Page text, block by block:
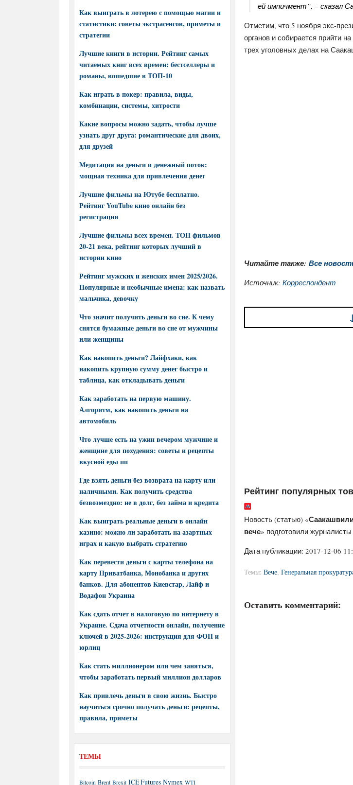
ей импичмент”, – сказал
Отметим, что 5 ноября экс-
органов и собирается прийти
трех уголовных делах на
Читайте также: Все
Источник: Корреспондент
Рейтинг популярных
Новость (статью) «
вече» подготовили
Дата публикации: 2017-12-06
Темы: Вече, Генеральная
Оставить комментарий:
Как выиграть в лотерею с помощью магии и
статистики: советы экстрасенсов, приметы и
стратегии
Лучшие книги в истории. Рейтинг самых
читаемых книг всех времен: бестселлеры и
романы, вошедшие в ТОП-10
Как играть в покер: правила, виды,
комбинации, системы, хитрости
Какие вопросы можно задать, чтобы лучше
узнать друг друга: романтические для двоих,
для друзей
Медитация на деньги и денежный поток:
мощная техника для привлечения денег
Лучшие фильмы на Ютубе бесплатно.
Рейтинг YouTube кино онлайн без
регистрации
Лучшие фильмы всех времен. ТОП фильмов
20-21 века, рейтинг которых лучший в
истории кино
Рейтинг мужских и женских имен 2025/2026.
Популярные и необычные имена: как назвать
мальчика, девочку
Что значит получить деньги во сне. К чему
снятся бумажные деньги во сне от мужчины
или женщины
Как накопить деньги? Лайфхаки, как
накопить крупную сумму денег быстро и
таблица, как откладывать деньги
Как заработать на первую машину.
Алгоритм, как накопить деньги на
автомобиль
Что лучше есть на ужин вечером мужчине и
женщине для похудения: советы и рецепты
вкусной еды пп
Где взять деньги без возврата на карту или
наличными. Как получить средства
безвозмездно: не в долг, без займа и кредита
Как выиграть реальные деньги в онлайн
казино: можно ли заработать на азартных
играх и какую выбрать стратегию
Как перевести деньги с карты телефона на
карту Приватбанка, Монобанка и других
банков. Для абонентов Киевстар, Лайф и
Водафон Украина
Как сдать отчет в налоговую по интернету в
Украине. Сдача отчетности онлайн, получение
ключей в 2025-2026: инструкция для ФОП и
юрлиц
Как стать миллионером или чем заняться,
чтобы заработать первый миллион долларов
Как привлечь деньги в свою жизнь. Быстро
научиться срочно получать деньги: рецепты,
правила, приметы
ТЕМЫ
Bitcoin Brent Brexit ICE Futures Nymex WTI